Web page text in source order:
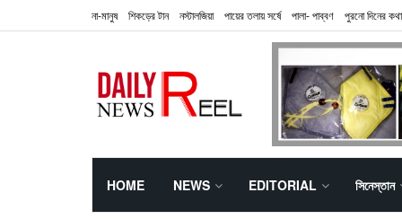
না-মানুষ শিকড়ের টান নস্টালজিয়া পায়ের তলায় সর্ষে পালা- পাব্বণ পুরনো দিনের কথা
HOME NEWS EDITORIAL সিনেস্তান